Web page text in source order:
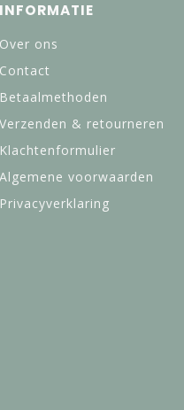
INFORMATIE
Over ons
Contact
Betaalmethoden
Verzenden & retourneren
Klachtenformulier
Algemene voorwaarden
Privacyverklaring